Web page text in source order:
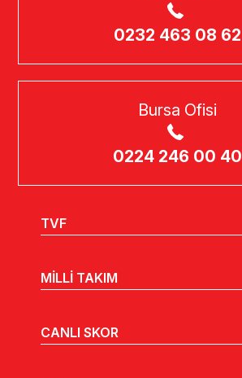
0232 463 08 62
Bursa Ofisi
0224 246 00 40
TVF
MİLLİ TAKIM
CANLI SKOR